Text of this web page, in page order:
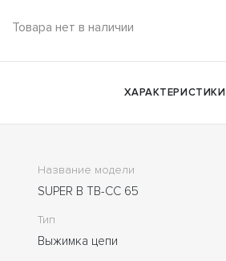
Товара нет в наличии
ХАРАКТЕРИСТИКИ
Название модели
SUPER B TB-CC 65
Тип
Выжимка цепи